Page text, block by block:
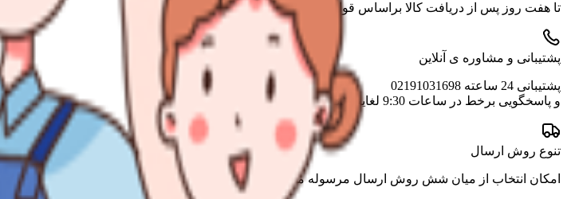
تا هفت روز پس از دریافت کالا براساس قوانین تجارت الکترونیک
پشتیبانی و مشاوره ی آنلاین
پشتیبانی 24 ساعته 02191031698
و پاسخگویی برخط در ساعات 9:30 لغایت 22:30
تنوع روش ارسال
امکان انتخاب از میان شش روش ارسال مرسوله متناسب با ویژگی های سفارش و شرایط مشتری